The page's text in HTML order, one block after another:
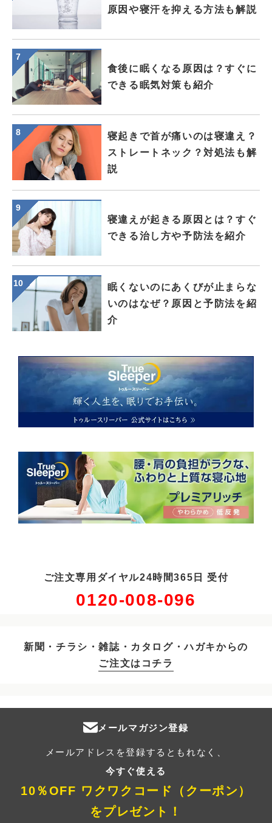
原因や寝汗を抑える方法も解説
食後に眠くなる原因は？すぐに
できる眠気対策も紹介
寝起きで首が痛いのは寝違え？
ストレートネック？対処法も解
説
寝違えが起きる原因とは？すぐ
できる治し方や予防法を紹介
眠くないのにあくびが止まらな
いのはなぜ？原因と予防法を紹
介
ご注文専用ダイヤル24時間365日 受付
0120-008-096
新聞・チラシ・雑誌・カタログ・ハガキからの
ご注文はコチラ
メールマガジン登録
メールアドレスを登録するともれなく、
今すぐ使える
10％OFF ワクワクコード（クーポン）
をプレゼント！